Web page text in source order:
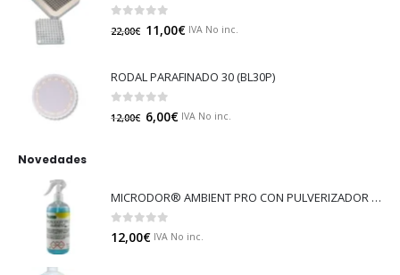
out of 5
22,00€ 11,00€ IVA No inc.
RODAL PARAFINADO 30 (BL30P)
out of 5
12,00€ 6,00€ IVA No inc.
Novedades
MICRODOR® AMBIENT PRO CON PULVERIZADOR (LB08)
0 out of 5
12,00€ IVA No inc.